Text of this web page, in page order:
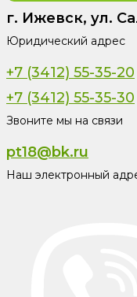
г. Ижевск, ул.
Юридический адрес
+7 (3412) 55-35-20
+7 (3412) 55-35-30
Звоните мы на связи
pt18@bk.ru
Наш электронный